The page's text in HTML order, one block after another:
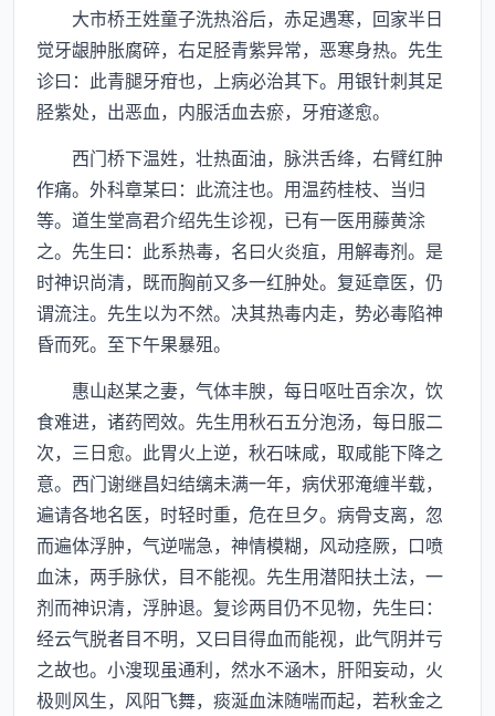
大市桥王姓童子洗热浴后，赤足遇寒，回家半日
觉牙龈肿胀腐碎，右足胫青紫异常，恶寒身热。先生
诊曰：此青腿牙疳也，上病必治其下。用银针刺其足
胫紫处，出恶血，内服活血去瘀，牙疳遂愈。
西门桥下温姓，壮热面油，脉洪舌绛，右臂红肿
作痛。外科章某曰：此流注也。用温药桂枝、当归
等。道生堂高君介绍先生诊视，已有一医用藤黄涂
之。先生曰：此系热毒，名曰火炎疽，用解毒剂。是
时神识尚清，既而胸前又多一红肿处。复延章医，仍
谓流注。先生以为不然。决其热毒内走，势必毒陷神
昏而死。至下午果暴殂。
惠山赵某之妻，气体丰腴，每日呕吐百余次，饮
食难进，诸药罔效。先生用秋石五分泡汤，每日服二
次，三日愈。此胃火上逆，秋石味咸，取咸能下降之
意。西门谢继昌妇结缡未满一年，病伏邪淹缠半载，
遍请各地名医，时轻时重，危在旦夕。病骨支离，忽
而遍体浮肿，气逆喘急，神情模糊，风动痉厥，口喷
血沫，两手脉伏，目不能视。先生用潜阳扶土法，一
剂而神识清，浮肿退。复诊两目仍不见物，先生曰：
经云气脱者目不明，又曰目得血而能视，此气阴并亏
之故也。小溲现虽通利，然水不涵木，肝阳妄动，火
极则风生，风阳飞舞，痰涎血沫随喘而起，若秋金之